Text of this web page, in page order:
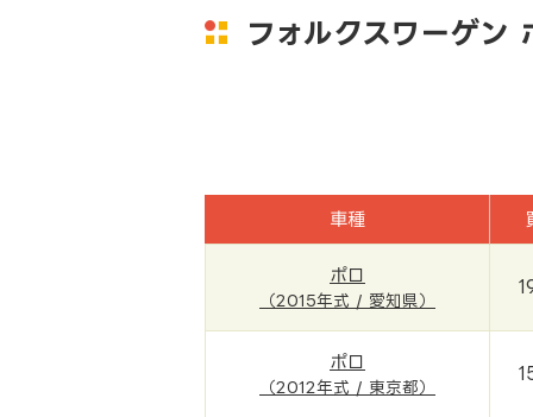
フォルクスワーゲン
車種
ポロ
（2015年式 / 愛知県）
ポロ
（2012年式 / 東京都）